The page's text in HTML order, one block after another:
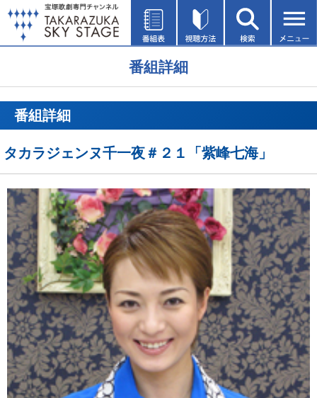
番組詳細
番組詳細
タカラジェンヌ千一夜＃２１「紫峰七海」